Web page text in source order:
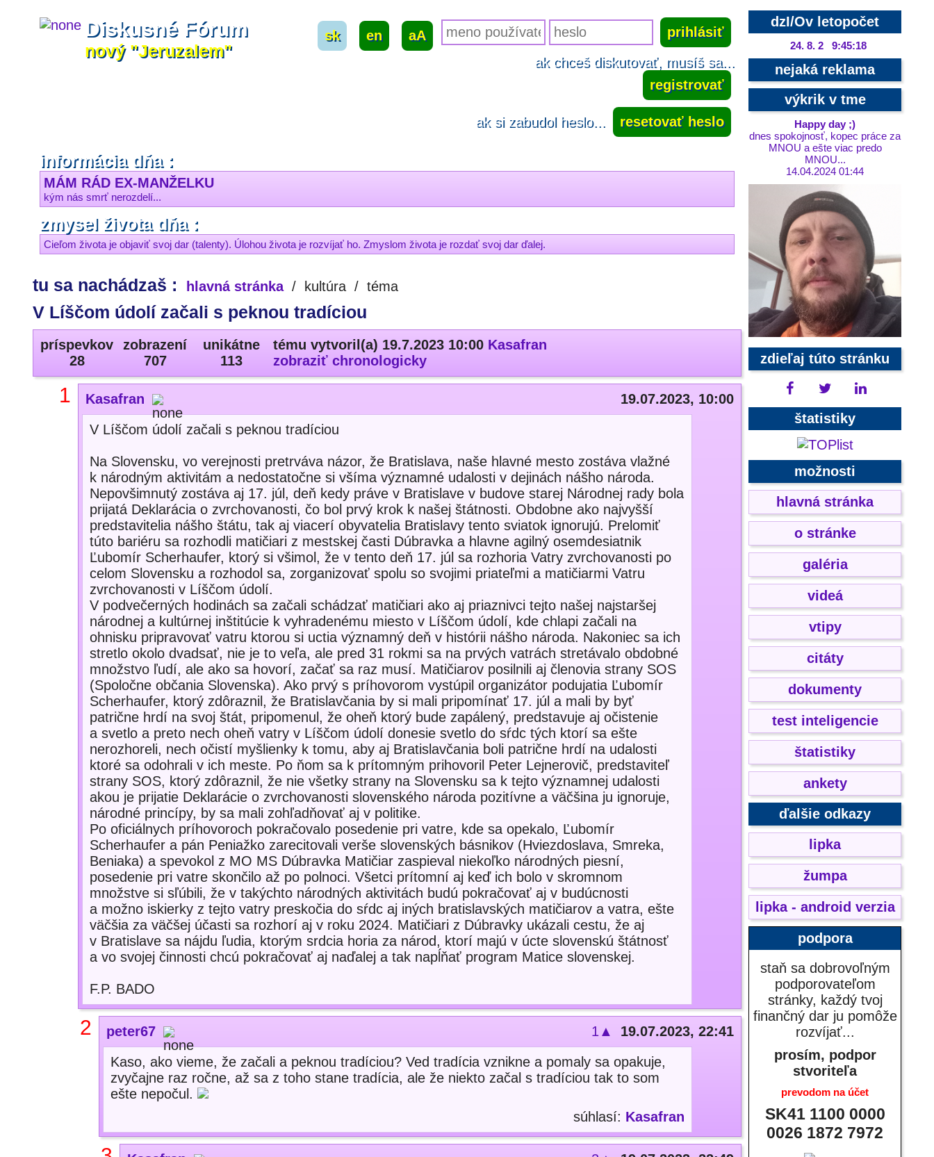
Diskusné Fórum
nový "Jeruzalem"
sk en
aA
ak chceš diskutovať, musíš sa...
registrovať
ak si zabudol heslo... resetovať heslo
informácia dňa :
MÁM RÁD EX-MANŽELKU
kým nás smrť nerozdelí...
zmysel života dňa :
Cieľom života je objaviť svoj dar (talenty). Úlohou života je rozvíjať ho. Zmyslom života je rozdať svoj dar ďalej.
tu sa nachádzaš : hlavná stránka / kultúra / téma
V Líščom údolí začali s peknou tradíciou
príspevkov
28
zobrazení
707
unikátne
113
tému vytvoril(a) 19.7.2023 10:00 Kasafran
zobraziť chronologicky
1 Kasafran
19.07.2023, 10:00
V Líščom údolí začali s peknou tradíciou
Na Slovensku, vo verejnosti pretrváva názor, že Bratislava, naše hlavné mesto zostáva vlažné
k národným aktivitám a nedostatočne si všíma významné udalosti v dejinách nášho národa.
Nepovšimnutý zostáva aj 17. júl, deň kedy práve v Bratislave v budove starej Národnej rady bola
prijatá Deklarácia o zvrchovanosti, čo bol prvý krok k našej štátnosti. Obdobne ako najvyšší
predstavitelia nášho štátu, tak aj viacerí obyvatelia Bratislavy tento sviatok ignorujú. Prelomiť
túto bariéru sa rozhodli matičiari z mestskej časti Dúbravka a hlavne agilný osemdesiatnik
Ľubomír Scherhaufer, ktorý si všimol, že v tento deň 17. júl sa rozhoria Vatry zvrchovanosti po
celom Slovensku a rozhodol sa, zorganizovať spolu so svojimi priateľmi a matičiarmi Vatru
zvrchovanosti v Líščom údolí.
V podvečerných hodinách sa začali schádzať matičiari ako aj priaznivci tejto našej najstaršej
národnej a kultúrnej inštitúcie k vyhradenému miesto v Líščom údolí, kde chlapi začali na
ohnisku pripravovať vatru ktorou si uctia významný deň v histórii nášho národa. Nakoniec sa ich
stretlo okolo dvadsať, nie je to veľa, ale pred 31 rokmi sa na prvých vatrách stretávalo obdobné
množstvo ľudí, ale ako sa hovorí, začať sa raz musí. Matičiarov posilnili aj členovia strany SOS
(Spoločne občania Slovenska). Ako prvý s príhovorom vystúpil organizátor podujatia Ľubomír
Scherhaufer, ktorý zdôraznil, že Bratislavčania by si mali pripomínať 17. júl a mali by byť
patrične hrdí na svoj štát, pripomenul, že oheň ktorý bude zapálený, predstavuje aj očistenie
a svetlo a preto nech oheň vatry v Líščom údolí donesie svetlo do sŕdc tých ktorí sa ešte
nerozhoreli, nech očistí myšlienky k tomu, aby aj Bratislavčania boli patrične hrdí na udalosti
ktoré sa odohrali v ich meste. Po ňom sa k prítomným prihovoril Peter Lejnerovič, predstaviteľ
strany SOS, ktorý zdôraznil, že nie všetky strany na Slovensku sa k tejto významnej udalosti
akou je prijatie Deklarácie o zvrchovanosti slovenského národa pozitívne a väčšina ju ignoruje,
národné princípy, by sa mali zohľadňovať aj v politike.
Po oficiálnych príhovoroch pokračovalo posedenie pri vatre, kde sa opekalo, Ľubomír
Scherhaufer a pán Peniažko zarecitovali verše slovenských básnikov (Hviezdoslava, Smreka,
Beniaka) a spevokol z MO MS Dúbravka Matičiar zaspieval niekoľko národných piesní,
posedenie pri vatre skončilo až po polnoci. Všetci prítomní aj keď ich bolo v skromnom
množstve si sľúbili, že v takýchto národných aktivitách budú pokračovať aj v budúcnosti
a možno iskierky z tejto vatry preskočia do sŕdc aj iných bratislavských matičiarov a vatra, ešte
väčšia za väčšej účasti sa rozhorí aj v roku 2024. Matičiari z Dúbravky ukázali cestu, že aj
v Bratislave sa nájdu ľudia, ktorým srdcia horia za národ, ktorí majú v úcte slovenskú štátnosť
a vo svojej činnosti chcú pokračovať aj naďalej a tak napĺňať program Matice slovenskej.
F.P. BADO
2 peter67 1▲
19.07.2023, 22:41
Kaso, ako vieme, že začali a peknou tradíciou? Ved tradícia vznikne a pomaly sa opakuje,
zvyčajne raz ročne, až sa z toho stane tradícia, ale že niekto začal s tradíciou tak to som
ešte nepočul.
súhlasí: Kasafran
dzI/Ov letopočet
24. 8. 2 9:45:19
nejaká reklama
výkrik v tme
Happy day ;)
dnes spokojnosť, kopec práce za
MNOU a ešte viac predo
MNOU...
14.04.2024 01:44
zdieľaj túto stránku
štatistiky
možnosti
hlavná stránka
o stránke
galéria
videá
vtipy
citáty
dokumenty
test inteligencie
štatistiky
ankety
ďalšie odkazy
lipka
žumpa
lipka - android verzia
podpora
staň sa dobrovoľným
podporovateľom
stránky, každý tvoj
finančný dar ju pomôže
rozvíjať...
prosím, podpor
stvoriteľa
prevodom na účet
SK41 1100 0000
0026 1872 7972